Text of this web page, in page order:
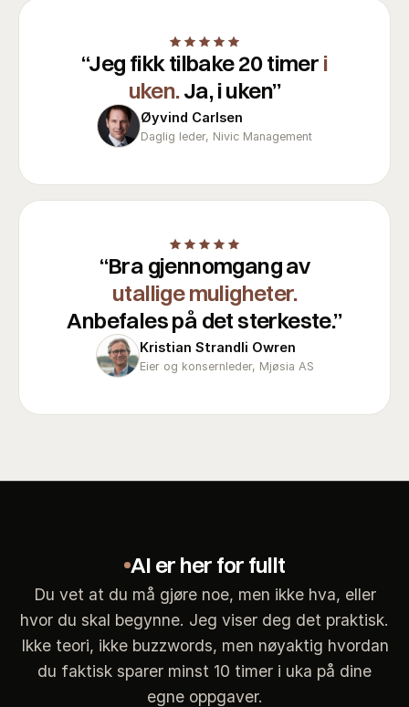
“Jeg fikk tilbake 20 timer i
uken.Ja, i uken”
Øyvind Carlsen
Daglig leder, Nivic Management
“Bra gjennomgang av
utallige muligheter.
Anbefales på det sterkeste.”
Kristian Strandli Owren
Eier og konsernleder, Mjøsia AS
AI er her for fullt
Du vet at du må gjøre noe, men ikke hva, eller
hvor du skal begynne. Jeg viser deg det praktisk.
Ikke teori, ikke buzzwords, men nøyaktig hvordan
du faktisk sparer minst 10 timer i uka på dine
egne oppgaver.